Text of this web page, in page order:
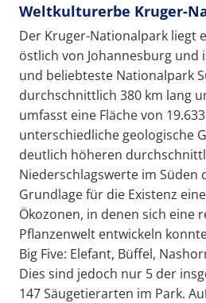
Weltkulturerbe Kruger-
Der Kruger-Nationalpark liegt
östlich von Johannesburg
und beliebteste Nationalpark
durchschnittlich 380 km lang
umfasst eine Fläche von
unterschiedliche geologische
deutlich höheren
Niederschlagswerte im Süden
Grundlage für die Existenz
Ökozonen, in denen sich eine
Pflanzenwelt entwickeln
Big Five: Elefant, Büffel,
Dies sind jedoch nur 5 der
147 Säugetierarten im Park.